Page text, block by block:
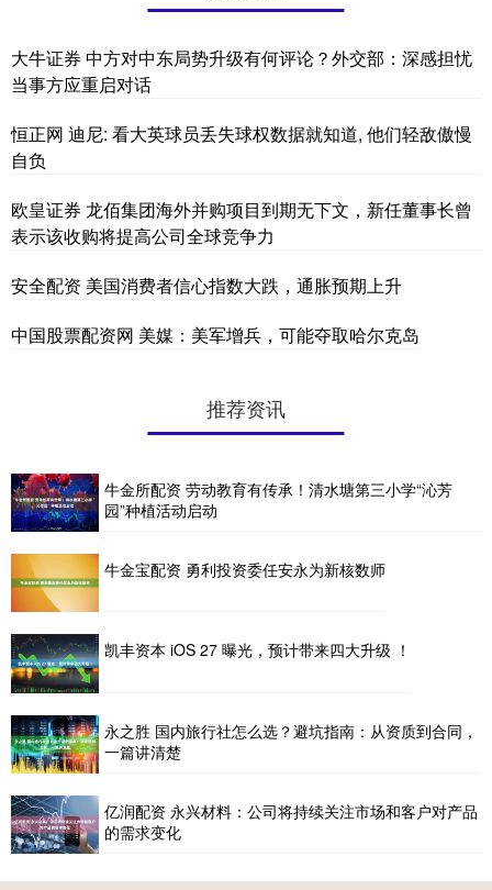
大牛证券 中方对中东局势升级有何评论？外交部：深感担忧
当事方应重启对话
恒正网 迪尼: 看大英球员丢失球权数据就知道, 他们轻敌傲慢
自负
欧皇证券 龙佰集团海外并购项目到期无下文，新任董事长曾
表示该收购将提高公司全球竞争力
安全配资 美国消费者信心指数大跌，通胀预期上升
中国股票配资网 美媒：美军增兵，可能夺取哈尔克岛
推荐资讯
牛金所配资 劳动教育有传承！清水塘第三小学“沁芳
园”种植活动启动
牛金宝配资 勇利投资委任安永为新核数师
凯丰资本 iOS 27 曝光，预计带来四大升级 ！
永之胜 国内旅行社怎么选？避坑指南：从资质到合同，
一篇讲清楚
亿润配资 永兴材料：公司将持续关注市场和客户对产品
的需求变化